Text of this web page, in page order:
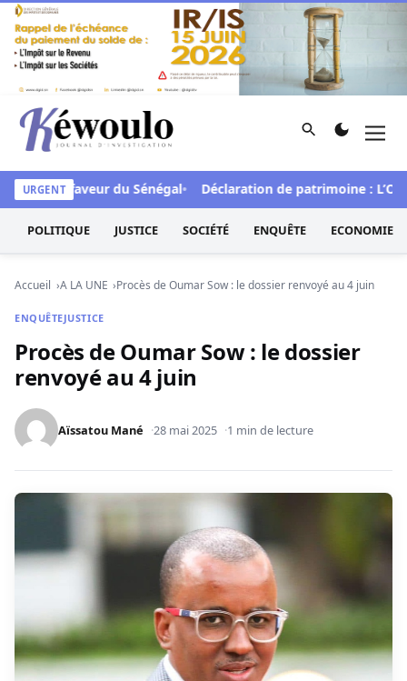
Aller au contenu
Kéwoulo, le premier site d'information et d'investigation
Rechercher
URGENT
en faveur du Sénégal Déclaration de patrimoine :
POLITIQUE JUSTICE SOCIÉTÉ ENQUÊTE ECONOMIE
Accueil A LA UNE Procès de Oumar Sow : le dossier renvoyé au 4 juin
ENQUÊTEJUSTICE
Procès de Oumar Sow : le dossier
renvoyé au 4 juin
Aïssatou Mané 28 mai 2025 1 min de lecture